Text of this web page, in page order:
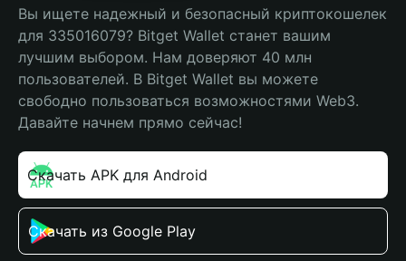
Вы ищете надежный и безопасный криптокошелек
для 335016079? Bitget Wallet станет вашим
лучшим выбором. Нам доверяют 40 млн
пользователей. В Bitget Wallet вы можете
свободно пользоваться возможностями Web3.
Давайте начнем прямо сейчас!
Скачать APK для Android
Скачать из Google Play